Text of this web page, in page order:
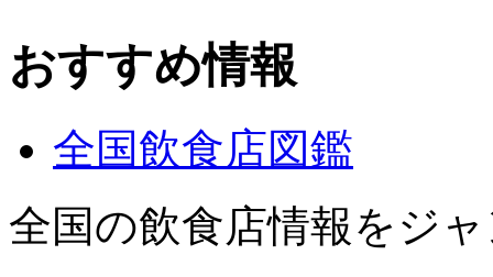
おすすめ情報
全国飲食店図鑑
全国の飲食店情報をジ